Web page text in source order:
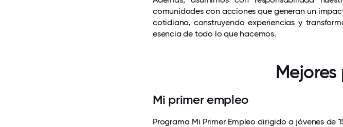
comunidades con acciones que generan un
cotidiano, construyendo experiencias y
esencia de todo lo que hacemos.
Mi primer empleo
Programa Mi Primer Empleo dirigido a jóvenes de